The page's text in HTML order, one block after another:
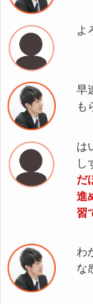
よ
早
も
は
し
だ
進
習
わ
な